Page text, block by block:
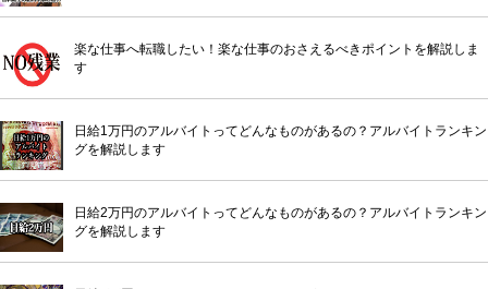
楽な仕事へ転職したい！楽な仕事のおさえるべきポイントを解説しま
す
日給1万円のアルバイトってどんなものがあるの？アルバイトランキン
グを解説します
日給2万円のアルバイトってどんなものがあるの？アルバイトランキン
グを解説します